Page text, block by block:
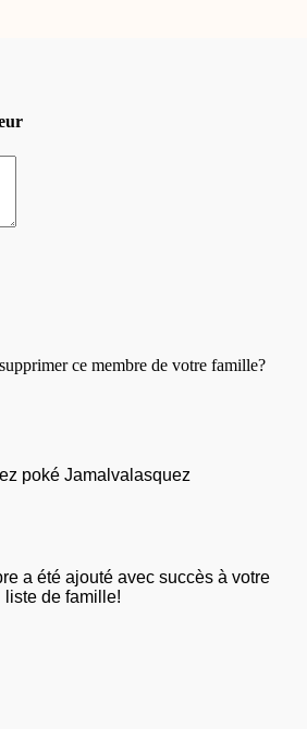
ce membre de votre famille?
poké Jamalvalasquez
a été ajouté avec succès à votre
liste de famille!